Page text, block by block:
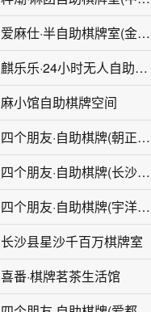
爱麻仕·半自助棋牌室(金科时代店)
麒乐乐·24小时无人自助棋牌室(中南店)
麻小馆自助棋牌空间
四个朋友·自助棋牌(朝正美苑店)
四个朋友·自助棋牌(长沙大学店)
四个朋友·自助棋牌(宇洋西海广场店)
长沙县星沙千百万棋牌室
喜番·棋牌茗茶生活馆